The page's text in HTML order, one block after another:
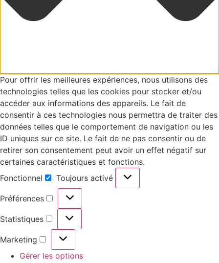
Pour offrir les meilleures expériences, nous utilisons des
technologies telles que les cookies pour stocker et/ou
accéder aux informations des appareils. Le fait de
consentir à ces technologies nous permettra de traiter des
données telles que le comportement de navigation ou les
ID uniques sur ce site. Le fait de ne pas consentir ou de
retirer son consentement peut avoir un effet négatif sur
certaines caractéristiques et fonctions.
Fonctionnel
Toujours activé
Préférences
Statistiques
Marketing
Gérer les options